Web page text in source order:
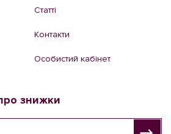
Статті
Контакти
Особистий кабінет
знижки